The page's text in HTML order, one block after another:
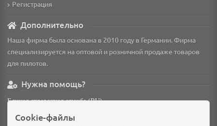
Регистрация
Дополнительно
Наша фирма была основана в 2010 году в Германии. Фирма
специализируется на оптовой и розничной продаже товаров
для пилотов.
Нужна помощь?
Единая справочная служба (RU)
non
Cookie-файлы